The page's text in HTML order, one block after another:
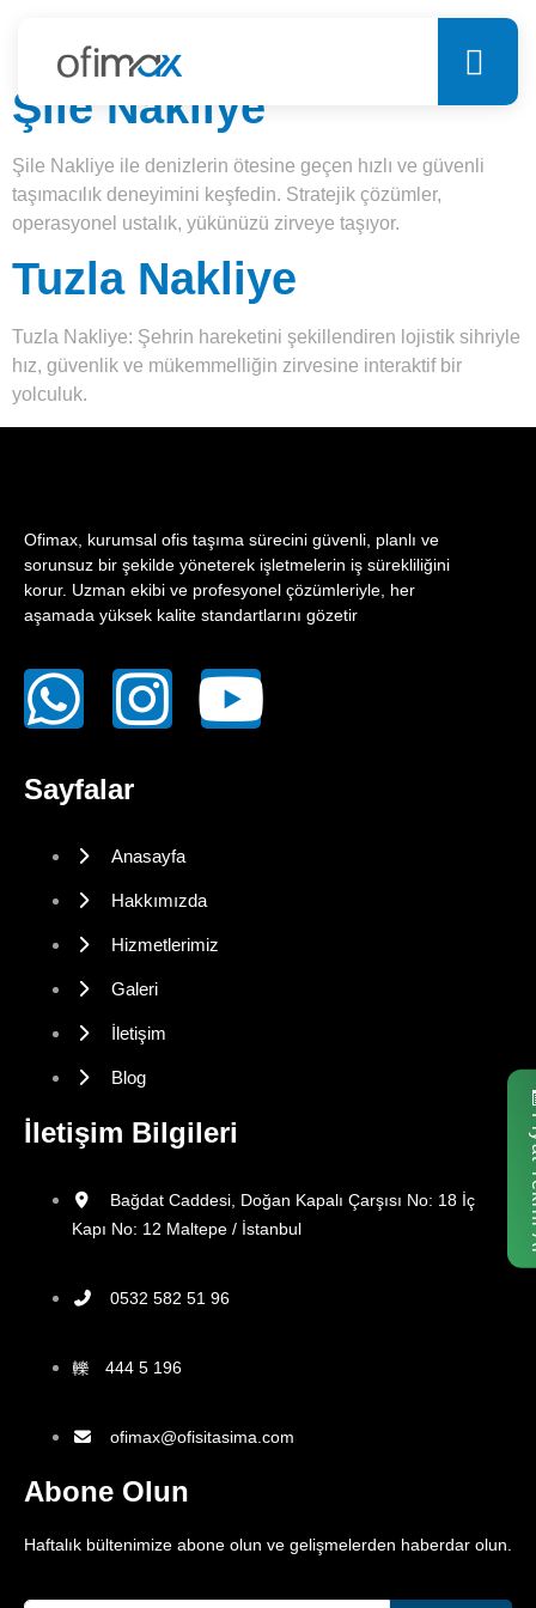
Etiket: izlenebilirlik
Şile Nakliye
Şile Nakliye ile denizlerin ötesine geçen hızlı ve güvenli
taşımacılık deneyimini keşfedin. Stratejik çözümler,
operasyonel ustalık, yükünüzü zirveye taşıyor.
Tuzla Nakliye
Tuzla Nakliye: Şehrin hareketini şekillendiren lojistik sihriyle
hız, güvenlik ve mükemmelliğin zirvesine interaktif bir
yolculuk.
Ofimax, kurumsal ofis taşıma sürecini güvenli, planlı ve
sorunsuz bir şekilde yöneterek işletmelerin iş sürekliliğini
korur. Uzman ekibi ve profesyonel çözümleriyle, her
aşamada yüksek kalite standartlarını gözetir
Sayfalar
Anasayfa
Hakkımızda
Hizmetlerimiz
Galeri
İletişim
Blog
İletişim Bilgileri
Bağdat Caddesi, Doğan Kapalı Çarşısı No: 18 İç
Kapı No: 12 Maltepe / İstanbul
0532 582 51 96
444 5 196
ofimax@ofisitasima.com
Abone Olun
Haftalık bültenimize abone olun ve gelişmelerden haberdar olun.